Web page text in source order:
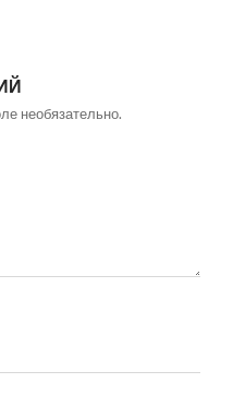
необязательно.